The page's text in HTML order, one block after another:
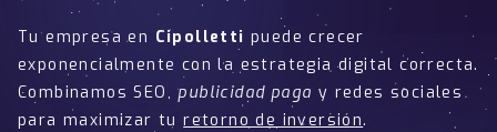
Tu empresa en Cipolletti puede crecer
exponencialmente con la estrategia digital correcta.
Combinamos SEO,publicidad paga y redes sociales
para maximizar turetorno de inversión.